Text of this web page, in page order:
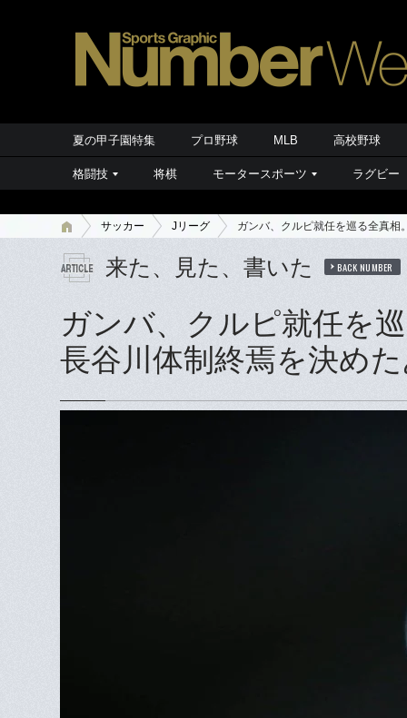
夏の甲子園特集 プロ野球 MLB 高校野球
格闘技 将棋 モータースポーツ ラグビー
サッカー Jリーグ ガンバ、クルピ就任を巡る全真相
来た、見た、書いた BACK NUMBER
ガンバ、クルピ就任を
長谷川体制終焉を決め